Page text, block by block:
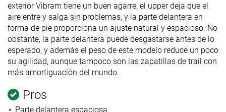
exterior Vibram tiene un buen agarre, el upper deja que el
aire entre y salga sin problemas, y la parte delantera en
forma de pie proporciona un ajuste natural y espacioso. No
obstante, la parte delantera puede desgastarse antes de lo
esperado, y además el peso de este modelo reduce un poco
su agilidad, aunque tampoco son las zapatillas de trail con
más amortiguación del mundo.
Pros
Parte delantera espaciosa